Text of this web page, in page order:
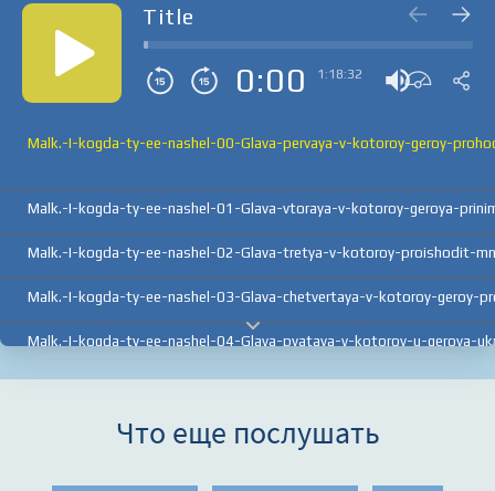
Title
0:00 1:18:32
Malk.-I-kogda-ty-ee-nashel-00-Glava-pervaya-v-kotoroy-geroy-
Malk.-I-kogda-ty-ee-nashel-01-Glava-vtoraya-v-kotoroy-geroya-
Malk.-I-kogda-ty-ee-nashel-02-Glava-tretya-v-kotoroy-proishodit-
Malk.-I-kogda-ty-ee-nashel-03-Glava-chetvertaya-v-kotoroy-geroy-
Malk.-I-kogda-ty-ee-nashel-04-Glava-pyataya-v-kotoroy-u-geroya-
Malk.-I-kogda-ty-ee-nashel-06-Glava-sedmaya-v-kotoroy-chto-to-
Что еще послушать